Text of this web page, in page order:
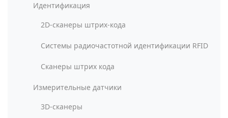
Идентификация
2D-сканеры штрих-кода
Системы радиочастотной идентификации RFID
Сканеры штрих кода
Измерительные датчики
3D-сканеры